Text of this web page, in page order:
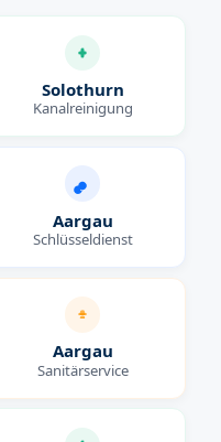
Solothurn
Kanalreinigung
Aargau
Schlüsseldienst
Aargau
Sanitärservice